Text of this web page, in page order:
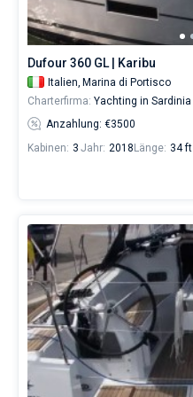
chartern
und
selbst
verwalten.
Im
Sailica-
Katalog
der
Yachten
der
Sardinien
von
646€
sowohl
für
Liebhaber
eines
erholsamen
Urlaubs
Dufour 360 GL | Karibu
Italien, Marina di Portisco
Charterfirma: Yachting in Sardinia
Anzahlung: €3500
Kabinen: 3 Jahr: 2018 Länge: 34 ft